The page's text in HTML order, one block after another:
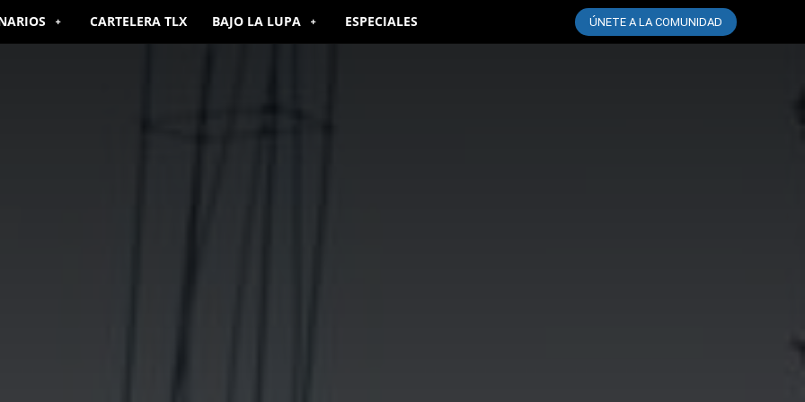
CARTELERA TLX BAJO LA LUPA ESPECIALES ÚNETE A LA COMUNIDAD